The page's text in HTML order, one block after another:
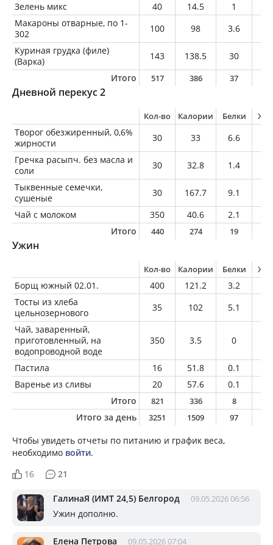
Зелень микс
40 14.5 1
Макароны отварные, по 1-
302
100 98 3.6
Куриная грудка (филе)
(Варка)
143 138.5 30
Итого
517 386 37
Дневной перекус 2
Кол-во Калории Белки
Творог обезжиренный, 0,6%
жирности
30 33 6.6
Гречка расыпч. без масла и
соли
30 32.8 1.4
Тыквенные семечки,
сушеные
30 167.7 9.1
Чай с молоком
350 40.6 2.1
Итого
440 274 19
Ужин
Кол-во Калории Белки
Борщ южный 02.01. 400 121.2 3.2
Тосты из хлеба
цельнозернового
35 102 5.1
Чай, заваренный,
приготовленный, на
водопроводной воде
350 3.5 0
Пастила 16 51.8 0.1
Варенье из сливы
20 57.6 0.1
Итого
821 336 8
Итого за день 3251 1509 97
Чтобы увидеть отчеты по питанию и график веса,
необходимо войти.
16
21
ГалинаЯ (ИМТ 24,5) Белгород 09.05.2026 06:56
Ужин дополню.
Елена Петрова 09.05.2026 07:04